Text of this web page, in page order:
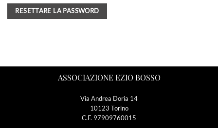
RESETTARE LA PASSWORD
ASSOCIAZIONE EZIO BOSSO
Via Andrea Doria 14
10123 Torino
C.F. 97909760015